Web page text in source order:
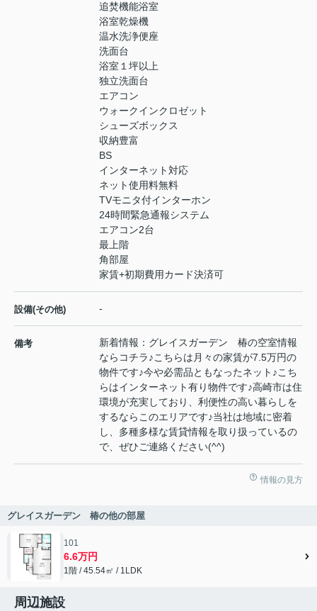
追焚機能浴室
浴室乾燥機
温水洗浄便座
洗面台
浴室１坪以上
独立洗面台
エアコン
ウォークインクロゼット
シューズボックス
収納豊富
BS
インターネット対応
ネット使用料無料
TVモニタ付インターホン
24時間緊急通報システム
エアコン2台
最上階
角部屋
家賃+初期費用カード決済可
設備(その他) -
備考
新着情報：グレイスガーデン 椿の空室情報
ならコチラ♪こちらは月々の家賃が7.5万円の
物件です♪今や必需品ともなったネット♪こち
らはインターネット有り物件です♪高崎市は住
環境が充実しており、利便性の高い暮らしを
するならこのエリアです♪当社は地域に密着
し、多種多様な賃貸情報を取り扱っているの
で、ぜひご連絡ください(^^)
情報の見方
グレイスガーデン 椿の他の部屋
101
6.6万円
1階 / 45.54㎡ / 1LDK
周辺施設